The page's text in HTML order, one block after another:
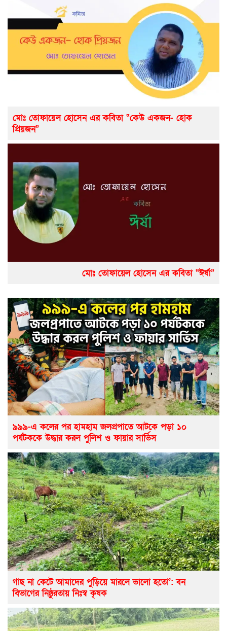
মোঃ তোফায়েল হোসেন এর কবিতা “কেউ একজন- হোক
প্রিয়জন”
মোঃ তোফায়েল হোসেন এর কবিতা “ঈর্ষা”
৯৯৯-এ কলের পর হামহাম জলপ্রপাতে আটকে পড়া ১০
পর্যটককে উদ্ধার করল পুলিশ ও ফায়ার সার্ভিস
গাছ না কেটে আমাদের পুড়িয়ে মারলে ভালো হতো’: বন
বিভাগের নিষ্ঠুরতায় নিঃস্ব কৃষক